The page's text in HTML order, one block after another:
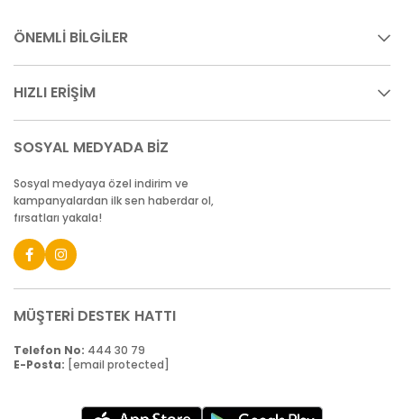
ÖNEMLİ BİLGİLER
HIZLI ERİŞİM
SOSYAL MEDYADA BİZ
Sosyal medyaya özel indirim ve
kampanyalardan ilk sen haberdar ol,
fırsatları yakala!
MÜŞTERİ DESTEK HATTI
Telefon No: 444 30 79
E-Posta: [email protected]